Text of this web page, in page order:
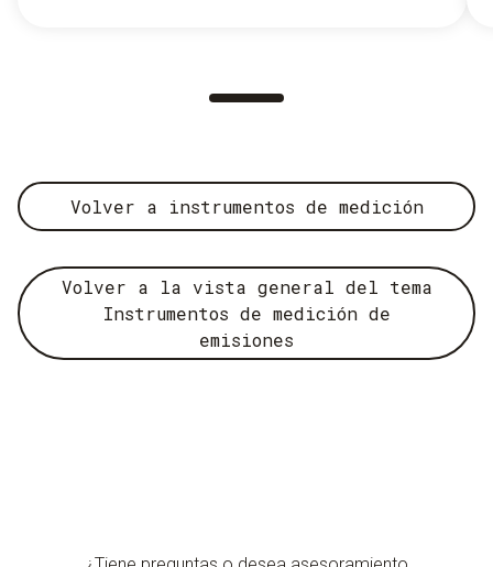
Volver a instrumentos de medición
Volver a la vista general del tema
Instrumentos de medición de
emisiones